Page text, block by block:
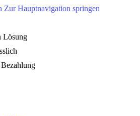
Zur Hauptnavigation springen
Lösung